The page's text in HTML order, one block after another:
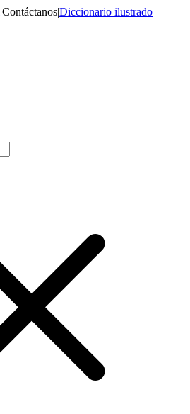
|Contáctanos|Diccionario ilustrado